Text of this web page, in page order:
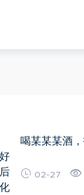
喝某某某酒
化的温柔反击
02-27